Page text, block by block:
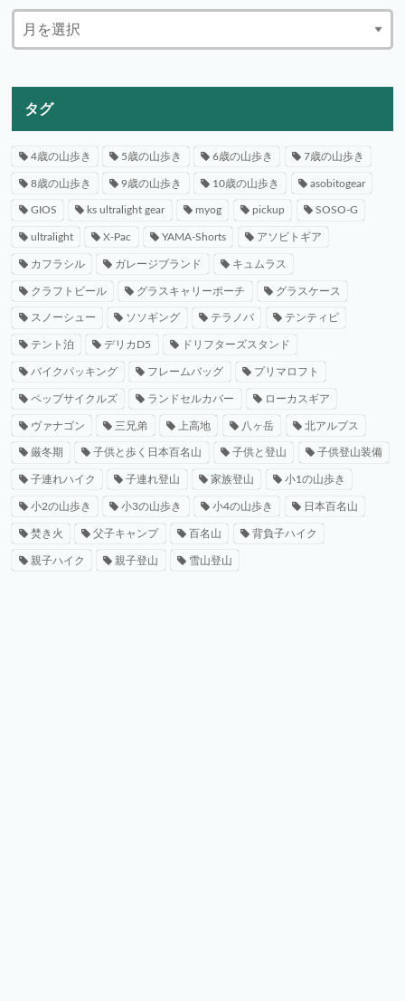
タグ
4歳の山歩き 5歳の山歩き 6歳の山歩き 7歳の山歩き
8歳の山歩き 9歳の山歩き 10歳の山歩き asobitogear
GIOS ks ultralight gear myog pickup SOSO-G
ultralight X-Pac YAMA-Shorts アソビトギア
カフラシル ガレージブランド キュムラス
クラフトビール グラスキャリーポーチ グラスケース
スノーシュー ソソギング テラノバ テンティピ
テント泊 デリカD5 ドリフターズスタンド
バイクパッキング フレームバッグ プリマロフト
ペップサイクルズ ランドセルカバー ローカスギア
ヴァナゴン 三兄弟 上高地 八ヶ岳 北アルプス
厳冬期 子供と歩く日本百名山 子供と登山 子供登山装備
子連れハイク 子連れ登山 家族登山 小1の山歩き
小2の山歩き 小3の山歩き 小4の山歩き 日本百名山
焚き火 父子キャンプ 百名山 背負子ハイク
親子ハイク 親子登山 雪山登山